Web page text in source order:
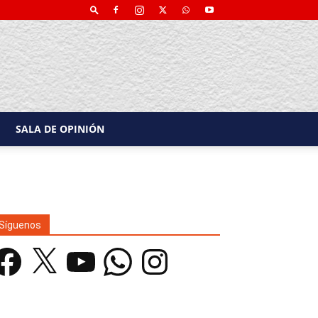
SALA DE OPINIÓN
YouTube WhatsAppInstagram